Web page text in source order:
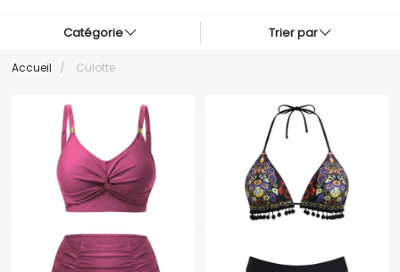
Catégorie Trier par
Accueil / Culotte